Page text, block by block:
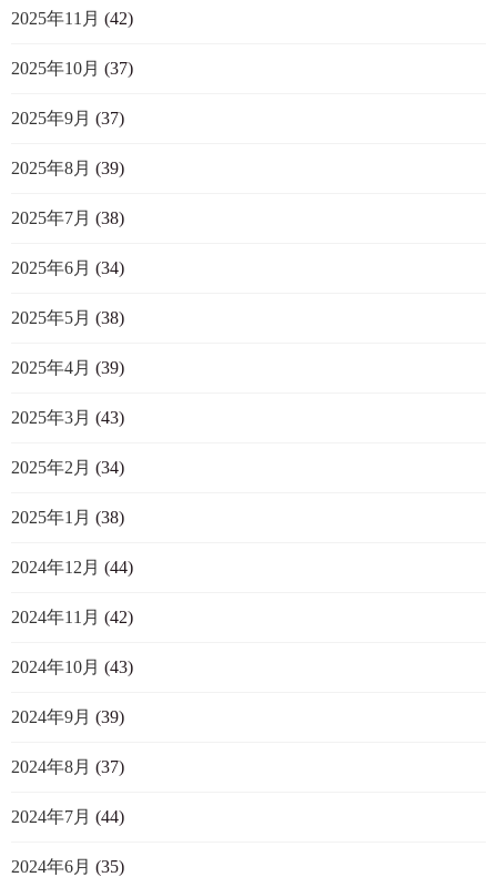
2025年11月 (42)
2025年10月 (37)
2025年9月 (37)
2025年8月 (39)
2025年7月 (38)
2025年6月 (34)
2025年5月 (38)
2025年4月 (39)
2025年3月 (43)
2025年2月 (34)
2025年1月 (38)
2024年12月 (44)
2024年11月 (42)
2024年10月 (43)
2024年9月 (39)
2024年8月 (37)
2024年7月 (44)
2024年6月 (35)